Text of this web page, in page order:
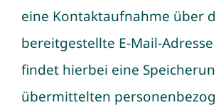
eine Kontaktaufnahme über
bereitgestellte E-Mail-
findet hierbei eine
übermittelten